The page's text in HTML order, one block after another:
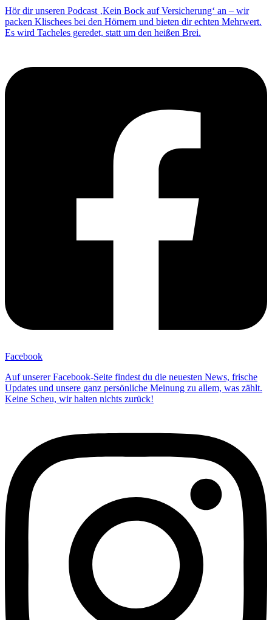
Hör dir unseren Podcast ‚Kein Bock auf Versicherung‘ an – wir
packen Klischees bei den Hörnern und bieten dir echten Mehrwert.
Es wird Tacheles geredet, statt um den heißen Brei.
Facebook
Auf unserer Facebook-Seite findest du die neuesten News, frische
Updates und unsere ganz persönliche Meinung zu allem, was zählt.
Keine Scheu, wir halten nichts zurück!